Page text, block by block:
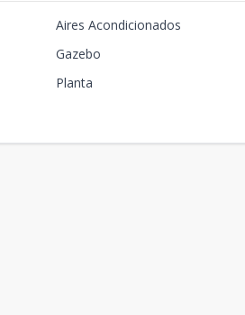
Aires Acondicionados
Gazebo
Planta